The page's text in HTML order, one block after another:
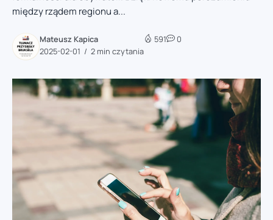
między rządem regionu a...
Mateusz Kapica
2025-02-01
2 min czytania
591 0